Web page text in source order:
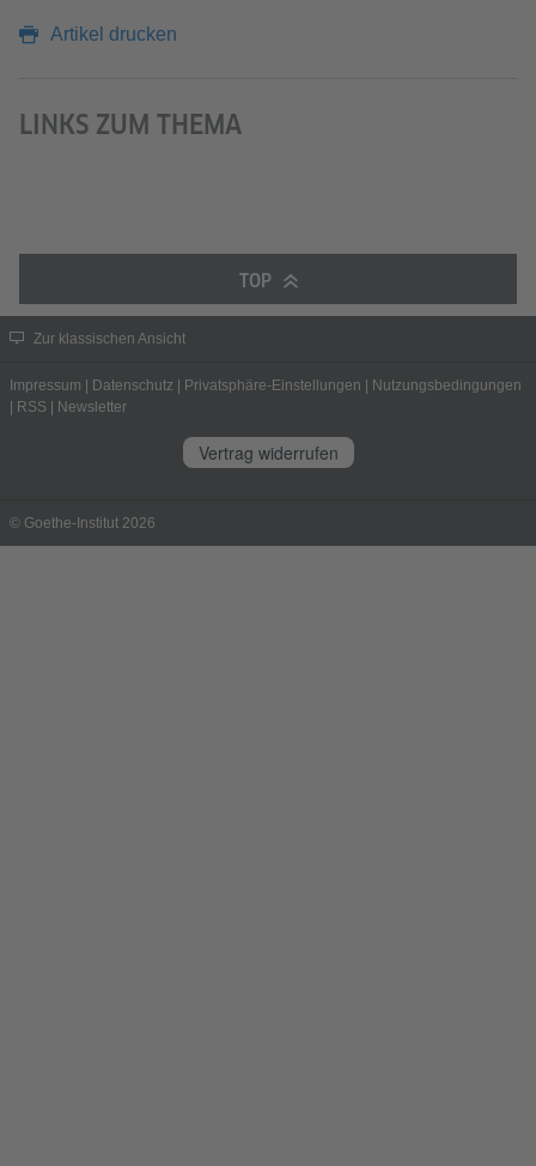
Artikel drucken
LINKS ZUM THEMA
TOP
Zur klassischen Ansicht
Impressum Datenschutz Privatsphäre-Einstellungen
Nutzungsbedingungen
RSS Newsletter
Vertrag widerrufen
© Goethe-Institut 2026